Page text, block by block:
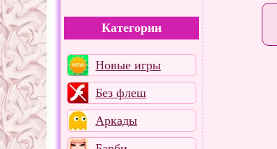
Категории
Новые игры
Без флеш
Аркады